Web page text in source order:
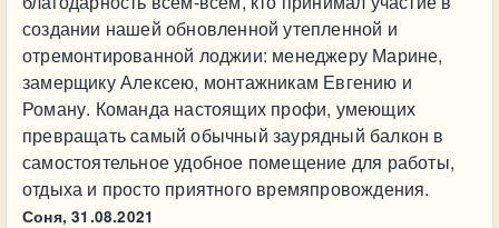
создании нашей обновленной утепленной и
отремонтированной лоджии: менеджеру Марине,
замерщику Алексею, монтажникам Евгению и
Роману. Команда настоящих профи, умеющих
превращать самый обычный заурядный балкон в
самостоятельное удобное помещение для работы,
отдыха и просто приятного времяпровождения.
Соня, 31.08.2021